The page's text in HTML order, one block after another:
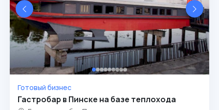
Готовый бизнес
Гастробар в Пинске на базе теплохода